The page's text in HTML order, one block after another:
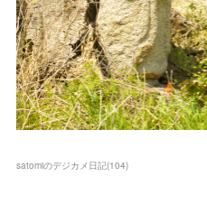
satomiのデジカメ日記(104)